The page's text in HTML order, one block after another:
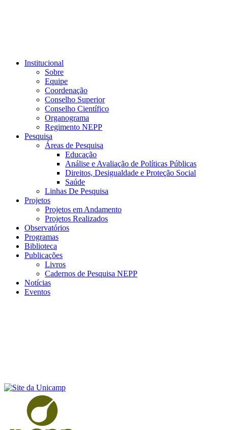
Institucional
Sobre
Equipe
Coordenação
Conselho Superior
Conselho Científico
Organograma
Regimento NEPP
Pesquisa
Áreas de Pesquisa
Educação
Análise e Avaliação de Políticas Públicas
Direitos, Desigualdade e Proteção Social
Saúde
Linhas De Pesquisa
Projetos
Projetos em Andamento
Projetos Realizados
Observatórios
Programas
Biblioteca
Publicações
Livros
Cadernos de Pesquisa NEPP
Notícias
Eventos